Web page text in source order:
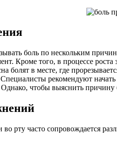
боль по нескольким
Кроме того, в процессе
болят в месте, где
рекомендуют
чтобы выяснить
во рту часто сопровождается